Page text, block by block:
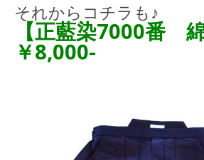
それからコチラも♪
【正藍染7000番 綿
￥8,000-